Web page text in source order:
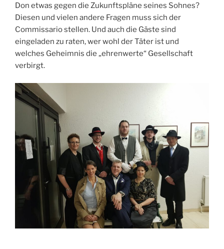
Don etwas gegen die Zukunftspläne seines Sohnes?
Diesen und vielen andere Fragen muss sich der
Commissario stellen. Und auch die Gäste sind
eingeladen zu raten, wer wohl der Täter ist und
welches Geheimnis die „ehrenwerte“ Gesellschaft
verbirgt.